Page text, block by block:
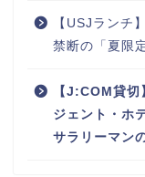
【USJランチ
禁断の「夏限
【J:COM貸
ジェント・ホ
サラリーマン